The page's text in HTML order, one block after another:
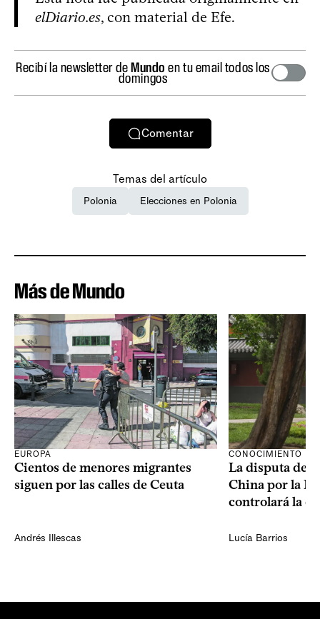
elDiario.es, con material de Efe.
Recibí la newsletter deMundo en tu email todos los
domingos
Comentar
Temas del artículo
Polonia Elecciones en Polonia
Más de Mundo
EUROPA
Cientos de menores migrantes
siguen por las calles de Ceuta
Andrés Illescas
CONOCIMIENTO
La disputa de
China por la
controlará la
Lucía Barrios